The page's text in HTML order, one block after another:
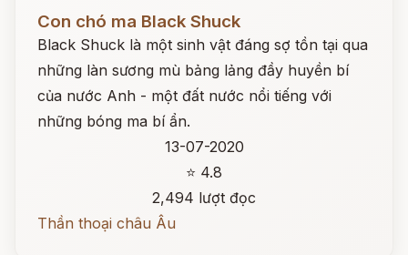
Con chó ma Black Shuck
Black Shuck là một sinh vật đáng sợ tồn tại qua
những làn sương mù bảng lảng đầy huyền bí
của nước Anh - một đất nước nổi tiếng với
những bóng ma bí ẩn.
13-07-2020
⭐ 4.8
2,494 lượt đọc
Thần thoại châu Âu